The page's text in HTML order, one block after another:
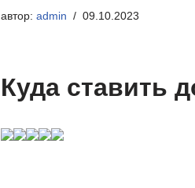
автор: admin 09.10.2023
Куда ставить